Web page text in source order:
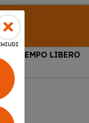
& TEMPO LIBERO